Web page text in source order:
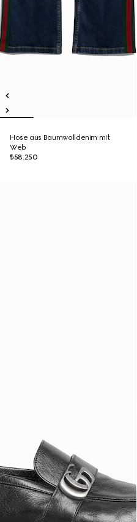
Hose aus Baumwolldenim mit
Web
₺58.250